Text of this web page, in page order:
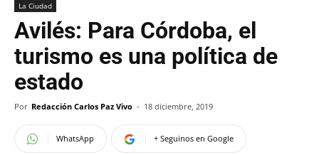
La Ciudad
Avilés: Para Córdoba, el
turismo es una política de
estado
Por Redacción Carlos Paz Vivo - 18 diciembre, 2019
WhatsApp + Seguinos en Google